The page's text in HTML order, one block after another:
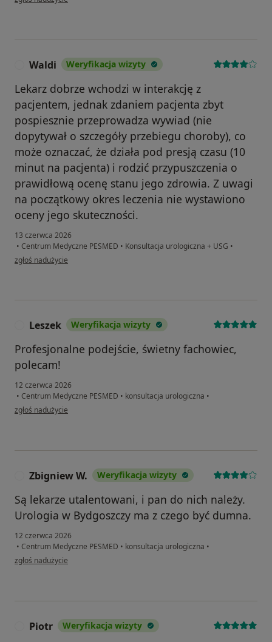
Waldi Weryfikacja wizyty
Lekarz dobrze wchodzi w interakcję z
pacjentem, jednak zdaniem pacjenta zbyt
pospiesznie przeprowadza wywiad (nie
dopytywał o szczegóły przebiegu choroby), co
może oznaczać, że działa pod presją czasu (10
minut na pacjenta) i rodzić przypuszczenia o
prawidłową ocenę stanu jego zdrowia. Z uwagi
na początkowy okres leczenia nie wystawiono
oceny jego skuteczności.
13 czerwca 2026
• Centrum Medyczne PESMED • Konsultacja urologiczna + USG •
w opinii użytkownika Waldi
zgłoś nadużycie
Leszek Weryfikacja wizyty
Profesjonalne podejście, świetny fachowiec,
polecam!
12 czerwca 2026
• Centrum Medyczne PESMED • konsultacja urologiczna •
w opinii użytkownika Leszek
zgłoś nadużycie
Zbigniew W. Weryfikacja wizyty
Są lekarze utalentowani, i pan do nich należy.
Urologia w Bydgoszczy ma z czego być dumna.
12 czerwca 2026
• Centrum Medyczne PESMED • konsultacja urologiczna •
w opinii użytkownika Zbigniew W.
zgłoś nadużycie
Piotr Weryfikacja wizyty